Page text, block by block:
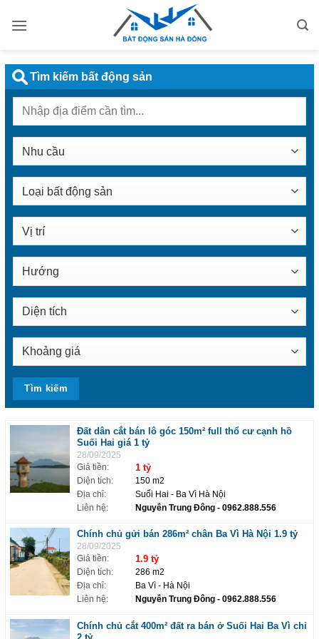
qua
dung
Đất dân cắt bán lô góc 150m² full thổ cư cạnh hồ
Suối Hai giá 1 tỷ
28/09/2025
Giá tiền:
1 tỷ
Diện tích:
150 m2
Địa chỉ:
Suối Hai - Ba Vì Hà Nội
Liên hệ:
Nguyễn Trung Đông- 0962.888.556
Chính chủ gửi bán 286m² chân Ba Vì Hà Nội 1.9 tỷ
28/09/2025
Giá tiền:
1.9 tỷ
Diện tích:
286 m2
Địa chỉ:
Ba Vì - Hà Nội
Liên hệ:
Nguyễn Trung Đông- 0962.888.556
Chính chủ cắt 400m² đất ra bán ở Suối Hai Ba Vì chỉ
Tìm kiếm bất động sản